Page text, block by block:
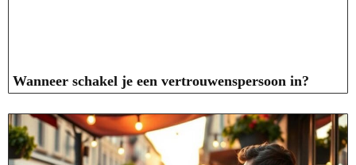
Wanneer schakel je een vertrouwenspersoon in?